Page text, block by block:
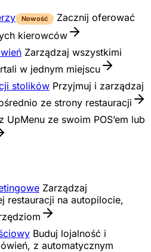
Nowość
Zacznij oferować
kierowców
Zarządzaj wszystkimi
w jednym miejscu
stolików Przyjmuj i zarządzaj
ze strony restauracji
UpMenu ze swoim POS’em lub
Zarządzaj
restauracji na autopilocie,
Buduj lojalność i
z automatycznym